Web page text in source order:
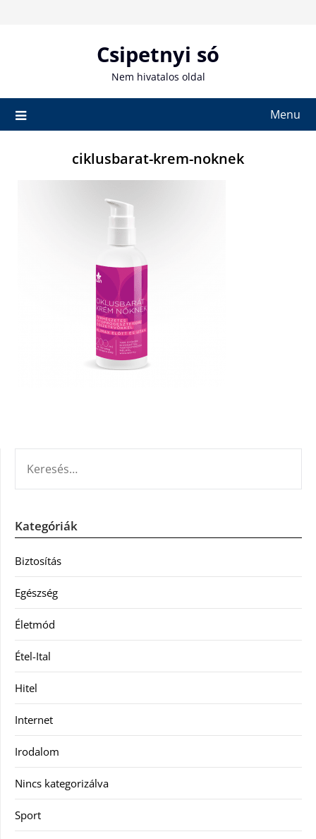
Csipetnyi só
Nem hivatalos oldal
Menu
ciklusbarat-krem-noknek
Kategóriák
Biztosítás
Egészség
Életmód
Étel-Ital
Hitel
Internet
Irodalom
Nincs kategorizálva
Sport